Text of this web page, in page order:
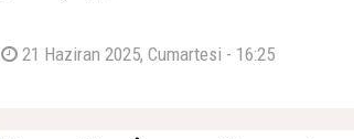
21 Haziran 2025, Cumartesi - 16:25